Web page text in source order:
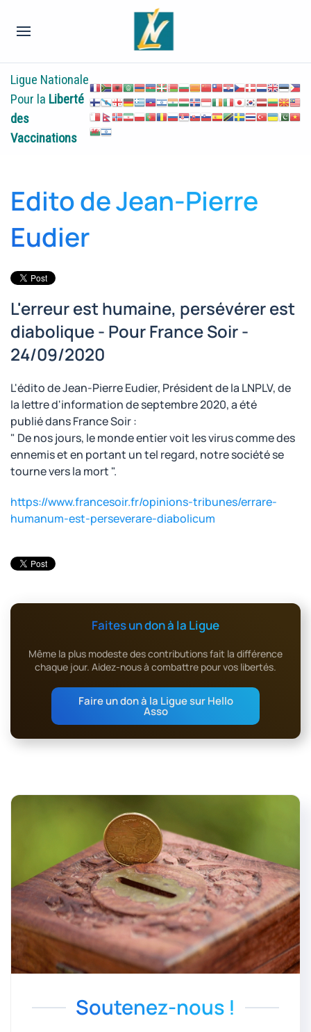
Ligue Nationale
Pour la Liberté
des
Vaccinations
Edito de Jean-Pierre
Eudier
L'erreur est humaine, persévérer est
diabolique - Pour France Soir -
24/09/2020
L'édito de Jean-Pierre Eudier, Président de la LNPLV, de
la lettre d'information de septembre 2020, a été
publié dans France Soir :
" De nos jours, le monde entier voit les virus comme des
ennemis et en portant un tel regard, notre société se
tourne vers la mort ".
https://www.francesoir.fr/opinions-tribunes/errare-
humanum-est-perseverare-diabolicum
Faites un don à la Ligue
Même la plus modeste des contributions fait la différence
chaque jour. Aidez-nous à combattre pour vos libertés.
Faire un don à la Ligue sur Hello
Asso
Soutenez-nous !